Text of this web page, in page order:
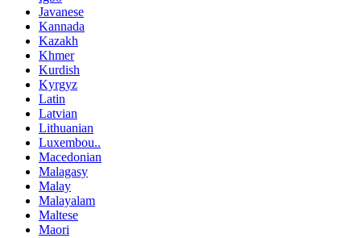
Javanese
Kannada
Kazakh
Khmer
Kurdish
Kyrgyz
Latin
Latvian
Lithuanian
Luxembou..
Macedonian
Malagasy
Malay
Malayalam
Maltese
Maori